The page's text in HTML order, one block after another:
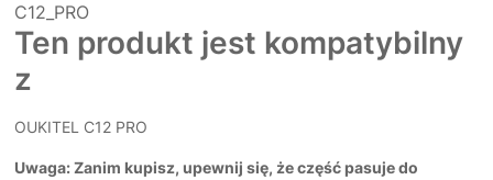
C12_PRO
Ten produkt jest kompatybilny
z
OUKITEL C12 PRO
Uwaga: Zanim kupisz, upewnij się, że część pasuje do